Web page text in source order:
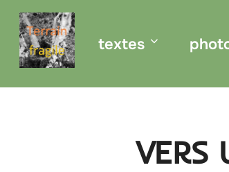
Aller
contenu
textes
VERS